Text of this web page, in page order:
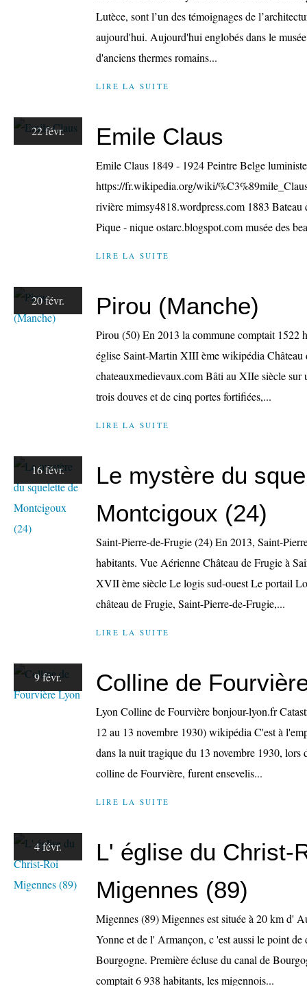
Lutèce, sont l’un des témoignages de
aujourd'hui. Aujourd'hui englobés dans le
d'anciens thermes romains...
LIRE LA SUITE
22 févr. Emile Claus
Emile Claus 1849 - 1924 Peintre Belge
https://fr.wikipedia.org/wiki/
rivière mimsy4818.wordpress.com 1883 Bateau
Pique - nique ostarc.blogspot.com musée des
LIRE LA SUITE
20 févr. Pirou (Manche)
Pirou (50) En 2013 la commune comptait 1522
église Saint-Martin XIII ème wikipédia
chateauxmedievaux.com Bâti au XIIe siècle
trois douves et de cinq portes fortifiées,...
LIRE LA SUITE
16 févr.
Le mystère du
Montcigoux (24)
Saint-Pierre-de-Frugie (24) En 2013, Saint-
habitants. Vue Aérienne Château de Frugie à
XVII ème siècle Le logis sud-ouest Le portail
château de Frugie, Saint-Pierre-de-Frugie,...
LIRE LA SUITE
9 févr. Colline de
Lyon Colline de Fourvière bonjour-lyon.fr
12 au 13 novembre 1930) wikipédia C'est à
dans la nuit tragique du 13 novembre 1930, lors
colline de Fourvière, furent ensevelis...
LIRE LA SUITE
4 févr.
L' église du Christ-
Migennes (89)
Migennes (89) Migennes est située à 20 km d'
Yonne et de l' Armançon, c 'est aussi le point de
Bourgogne. Première écluse du canal de
comptait 6 938 habitants, les migennois...